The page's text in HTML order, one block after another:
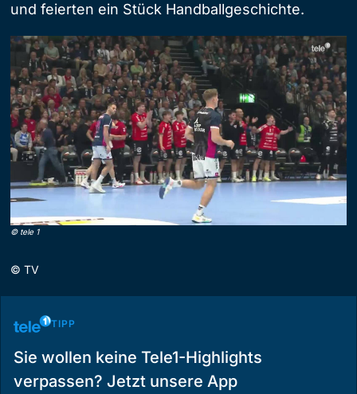
und feierten ein Stück Handballgeschichte.
© tele 1
© TV
TIPP
Sie wollen keine Tele1-Highlights
verpassen? Jetzt unsere App